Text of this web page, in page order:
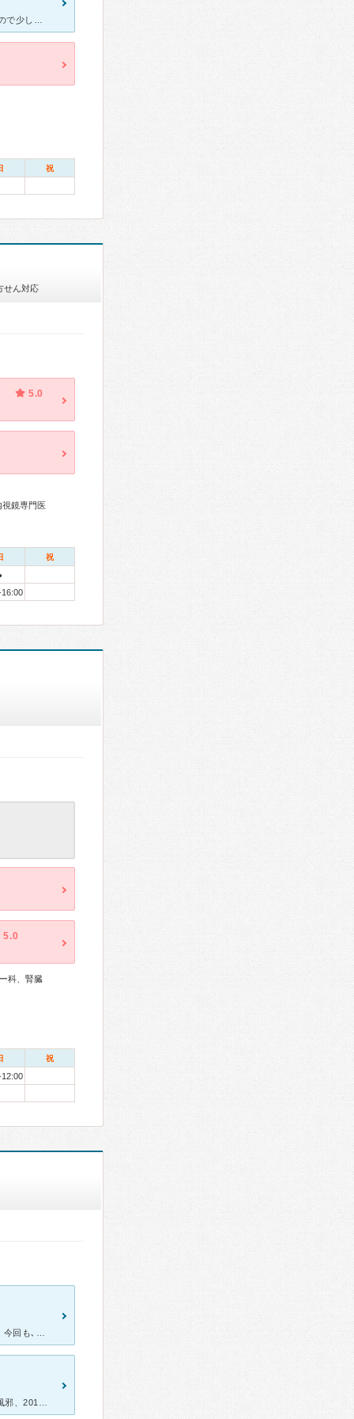
祝
せん対応
5.0
視鏡専門医
祝
5.0
科、腎臓
祝